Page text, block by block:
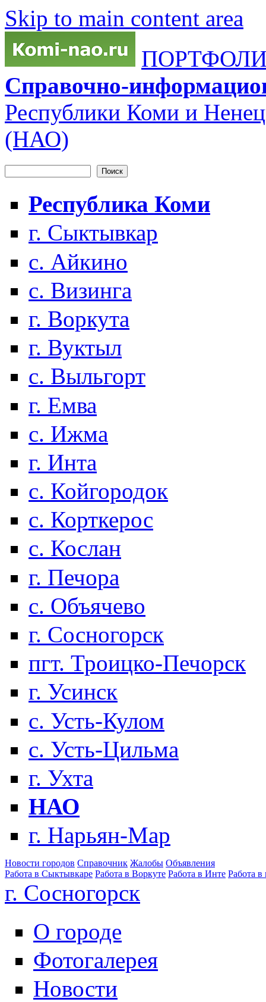
Skip to main content area
Справочно-
Республики Коми и
(НАО)
Форма поиска
Республика Коми
г. Сыктывкар
с. Айкино
с. Визинга
г. Воркута
г. Вуктыл
с. Выльгорт
г. Емва
с. Ижма
г. Инта
с. Койгородок
с. Корткерос
с. Кослан
г. Печора
с. Объячево
г. Сосногорск
пгт. Троицко-Печорск
г. Усинск
с. Усть-Кулом
с. Усть-Цильма
г. Ухта
НАО
г. Нарьян-Мар
Новости городов Справочник Жалобы Объявления
Работа в Сыктывкаре Работа в Воркуте Работа в Инте Работа в
г. Сосногорск
О городе
Фотогалерея
Новости